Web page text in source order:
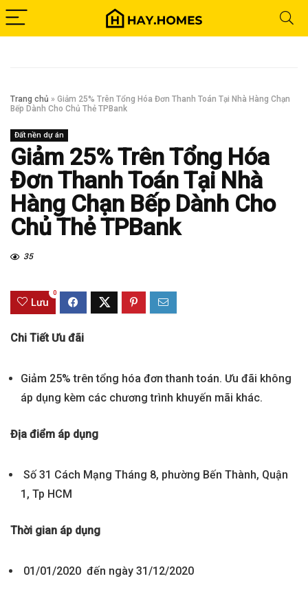
Trang chủ » Giảm 25% Trên Tổng Hóa Đơn Thanh Toán Tại Nhà Hàng Chạn
Bếp Dành Cho Chủ Thẻ TPBank
Đất nền dự án
Giảm 25% Trên Tổng Hóa
Đơn Thanh Toán Tại Nhà
Hàng Chạn Bếp Dành Cho
Chủ Thẻ TPBank
35
Lưu
0
Chi Tiết Ưu đãi
Giảm 25% trên tổng hóa đơn thanh toán. Ưu đãi không
áp dụng kèm các chương trình khuyến mãi khác.
Địa điểm áp dụng
Số 31 Cách Mạng Tháng 8, phường Bến Thành, Quận
1, Tp HCM
Thời gian áp dụng
01/01/2020 đến ngày 31/12/2020